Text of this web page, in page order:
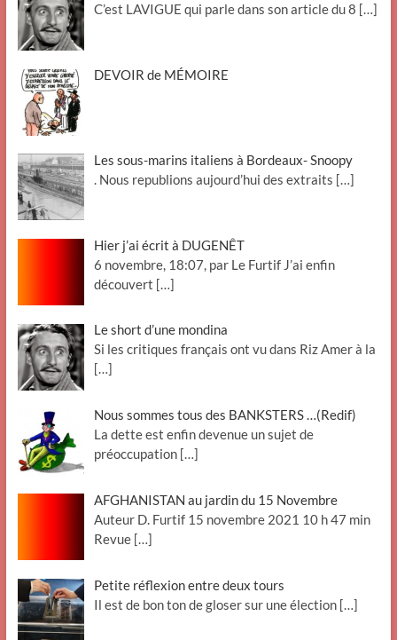
C’est LAVIGUE qui parle dans son article du 8 […]
DEVOIR de MÉMOIRE
Les sous-marins italiens à Bordeaux- Snoopy
. Nous republions aujourd’hui des extraits […]
Hier j’ai écrit à DUGENÊT
6 novembre, 18:07, par Le Furtif J’ai enfin
découvert […]
Le short d’une mondina
Si les critiques français ont vu dans Riz Amer à la
[…]
Nous sommes tous des BANKSTERS …(Redif)
La dette est enfin devenue un sujet de
préoccupation […]
AFGHANISTAN au jardin du 15 Novembre
Auteur D. Furtif 15 novembre 2021 10 h 47 min
Revue […]
Petite réflexion entre deux tours
Il est de bon ton de gloser sur une élection […]